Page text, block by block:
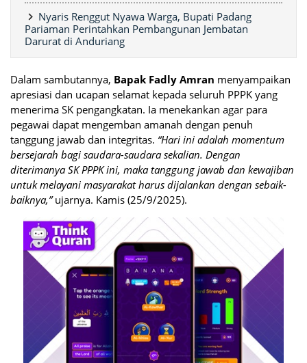
Nyaris Renggut Nyawa Warga, Bupati Padang
Pariaman Perintahkan Pembangunan Jembatan
Darurat di Anduriang
Dalam sambutannya, Bapak Fadly Amran menyampaikan
apresiasi dan ucapan selamat kepada seluruh PPPK yang
menerima SK pengangkatan. Ia menekankan agar para
pegawai dapat mengemban amanah dengan penuh
tanggung jawab dan integritas. “Hari ini adalah momentum
bersejarah bagi saudara-saudara sekalian. Dengan
diterimanya SK PPPK ini, maka tanggung jawab dan kewajiban
untuk melayani masyarakat harus dijalankan dengan sebaik-
baiknya,”ujarnya. Kamis (25/9/2025).